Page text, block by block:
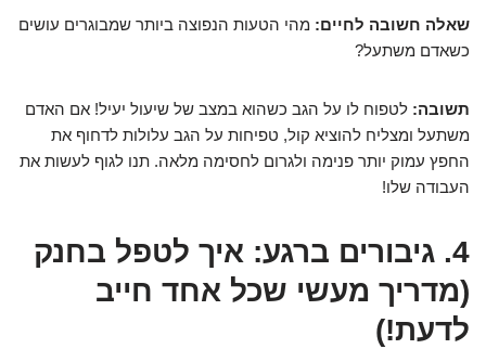
שאלה חשובה לחיים: מהי הטעות הנפוצה ביותר שמבוגרים עושים
כשאדם משתעל?
תשובה: לטפוח לו על הגב כשהוא במצב של שיעול יעיל! אם האדם
משתעל ומצליח להוציא קול, טפיחות על הגב עלולות לדחוף את
החפץ עמוק יותר פנימה ולגרום לחסימה מלאה. תנו לגוף לעשות את
העבודה שלו!
4. גיבורים ברגע: איך לטפל בחנק
(מדריך מעשי שכל אחד חייב
לדעת!)